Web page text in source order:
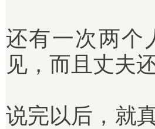
还有一次两个
见，而且丈夫
说完以后，就